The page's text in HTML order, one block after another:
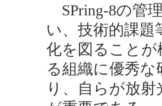
SPring-8の管
い、技術的課題
化を図ること
る組織に優秀
り、自らが放